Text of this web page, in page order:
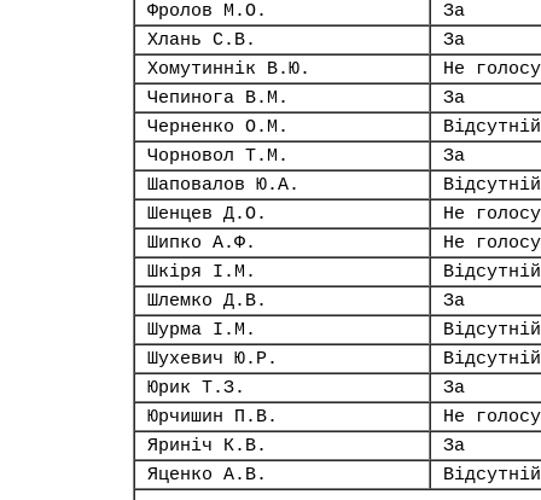
Фролов М.О.
За
Хлань С.В.
За
Хомутиннік В.Ю.
Не
Чепинога В.М.
За
Черненко О.М.
Відсутній
Чорновол Т.М.
За
Шаповалов Ю.А.
Відсутній
Шенцев Д.О.
Не
Шипко А.Ф.
Не
Шкіря І.М.
Відсутній
Шлемко Д.В.
За
Шурма І.М.
Відсутній
Шухевич Ю.Р.
Відсутній
Юрик Т.З.
За
Юрчишин П.В.
Не
Яриніч К.В.
За
Яценко А.В.
Відсутній